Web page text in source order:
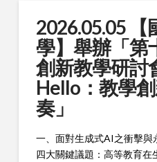
2026.05.05 【
學】舉辦「第
創新教學研討
Hello：教學
奏」
一、面對生成式AI之衝擊與
四大關鍵議題：高等教育